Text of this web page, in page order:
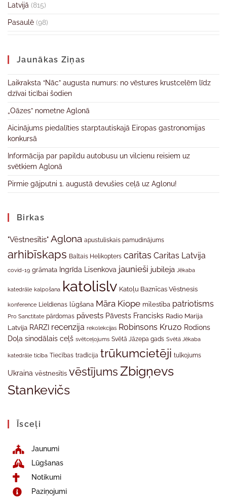
Latvijā (815)
Pasaulē (98)
Jaunākas Ziņas
Laikraksta “Nāc” augusta numurs: no vēstures krustcelēm līdz
dzīvai ticībai šodien
„Oāzes” nometne Aglonā
Aicinājums piedalīties starptautiskajā Eiropas gastronomijas
konkursā
Informācija par papildu autobusu un vilcienu reisiem uz
svētkiem Aglonā
Pirmie gājputni 1. augustā devušies ceļā uz Aglonu!
Birkas
"Vēstnesītis" Aglona apustuliskais pamudinājums
arhibīskaps Baltais Helikopters caritas Caritas Latvija
covid-19 grāmata Ingrīda Lisenkova jaunieši jubileja Jēkaba
katedrāle kalpošana katolislv Katoļu Baznīcas Vēstnesis
konference Lieldienas lūgšana Māra Kiope mīlestība patriotisms
Pro Sanctitate pārdomas pāvests Pāvests Francisks Radio Marija
Latvija RARZI recenzija rekolekcijas Robinsons Kruzo Rodions
Doļa sinodālais ceļš svētceļojums Svētā Jāzepa gads Svētā Jēkaba
katedrāle ticība Tiecības tradīcija trūkumcietēji tulkojums
Ukraina vēstnesītis vēstījumsZbigņevs
Stankevičs
Īsceļi
Jaunumi
Lūgšanas
Notikumi
Paziņojumi